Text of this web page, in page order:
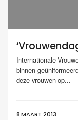
Internationale
binnen
deze vrouwen op...
8 MAART 2013